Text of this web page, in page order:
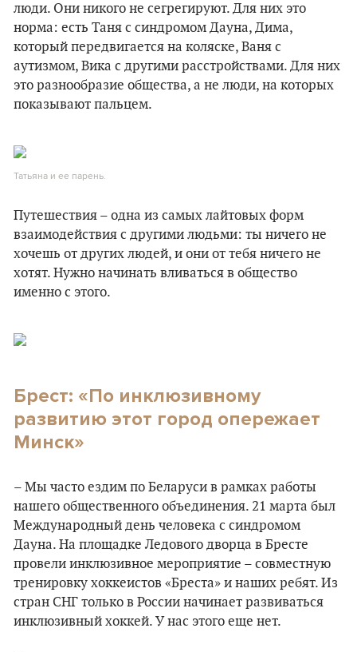
люди. Они никого не сегрегируют. Для них это
норма: есть Таня с синдромом Дауна, Дима,
который передвигается на коляске, Ваня с
аутизмом, Вика с другими расстройствами. Для них
это разнообразие общества, а не люди, на которых
показывают пальцем.
Татьяна и ее парень.
Путешествия – одна из самых лайтовых форм
взаимодействия с другими людьми: ты ничего не
хочешь от других людей, и они от тебя ничего не
хотят. Нужно начинать вливаться в общество
именно с этого.
Брест: «По инклюзивному
развитию этот город опережает
Минск»
– Мы часто ездим по Беларуси в рамках работы
нашего общественного объединения. 21 марта был
Международный день человека с синдромом
Дауна. На площадке Ледового дворца в Бресте
провели инклюзивное мероприятие – совместную
тренировку хоккеистов «Бреста» и наших ребят. Из
стран СНГ только в России начинает развиваться
инклюзивный хоккей. У нас этого еще нет.